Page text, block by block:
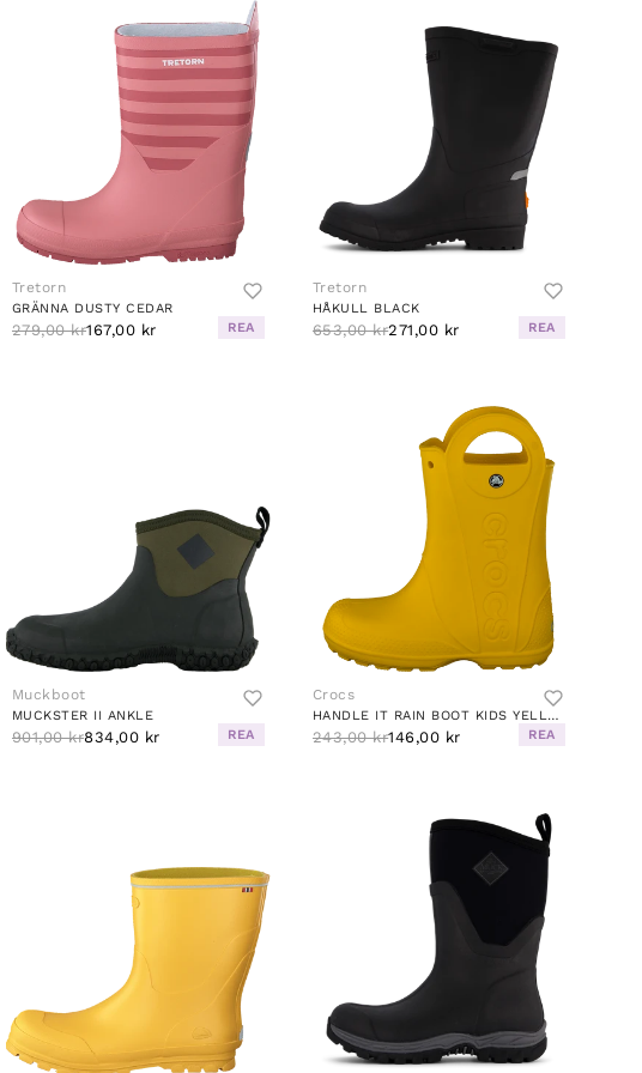
Tretorn
GRÄNNA DUSTY CEDAR
279,00 kr167,00 kr REA
Tretorn
HÅKULL BLACK
653,00 kr271,00 kr REA
Muckboot
MUCKSTER II ANKLE
901,00 kr834,00 kr REA
Crocs
HANDLE IT RAIN BOOT KIDS YELLOW
243,00 kr146,00 kr REA